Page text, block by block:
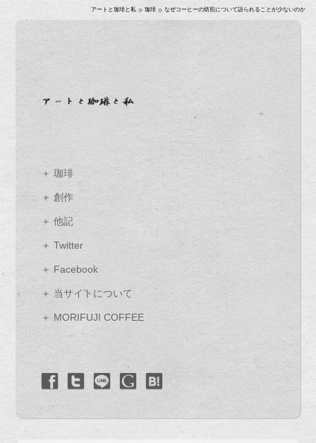
アートと珈琲と私 » 珈琲 » なぜコーヒーの焙煎について語られることが少ないのか
＋ 珈琲
＋ 創作
＋ 他記
＋ Twitter
＋ Facebook
＋ 当サイトについて
＋ MORIFUJI COFFEE